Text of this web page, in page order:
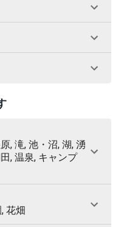
, 滝, 池・沼, 湖, 湧
, 温泉, キャンプ
花畑